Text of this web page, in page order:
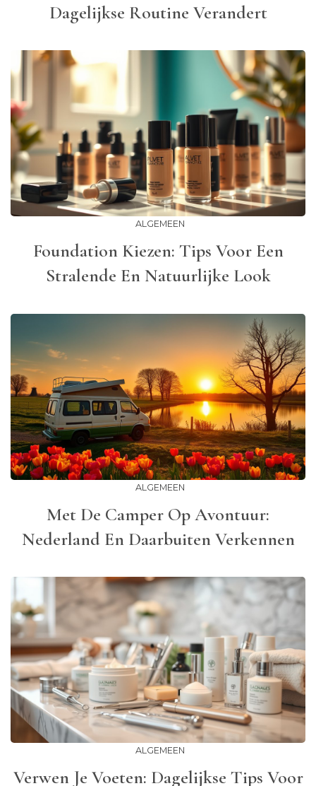
Dagelijkse Routine Verandert
ALGEMEEN
Foundation Kiezen: Tips Voor Een
Stralende En Natuurlijke Look
ALGEMEEN
Met De Camper Op Avontuur:
Nederland En Daarbuiten Verkennen
ALGEMEEN
Verwen Je Voeten: Dagelijkse Tips Voor